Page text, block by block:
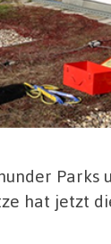
Parks
hat jetzt